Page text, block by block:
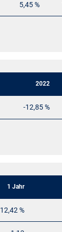
5,45 %
2022
-12,85 %
1 Jahr
12,42 %